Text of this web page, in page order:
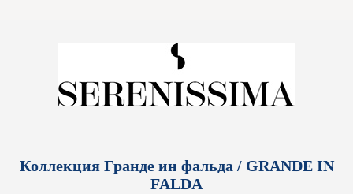
Коллекция Гранде ин фальда / GRANDE IN
FALDA